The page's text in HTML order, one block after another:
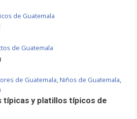
de Guatemala
de Guatemala
de Guatemala,Niños de Guatemala,
típicas y platillos típicos de